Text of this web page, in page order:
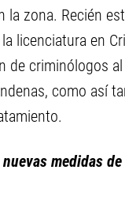
la zona. Recién
licenciatura en
de criminólogos
como así
medidas